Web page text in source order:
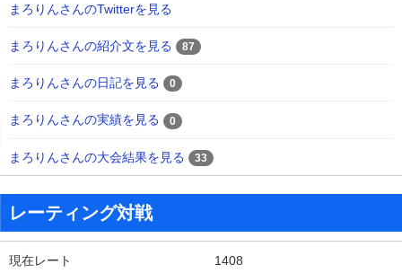
まろりんさんのTwitterを見る
まろりんさんの紹介文を見る 87
まろりんさんの日記を見る 0
まろりんさんの実績を見る 0
まろりんさんの大会結果を見る 33
レーティング対戦
現在レート 1408